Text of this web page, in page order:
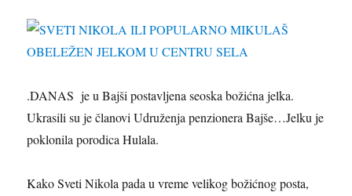
.DANAS je u Bajši postavljena seoska božićna jelka.
Ukrasili su je članovi Udruženja penzionera Bajše…Jelku je
poklonila porodica Hulala.
Kako Sveti Nikola pada u vreme velikog božićnog posta,